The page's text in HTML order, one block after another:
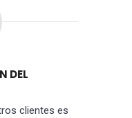
DEL
clientes es